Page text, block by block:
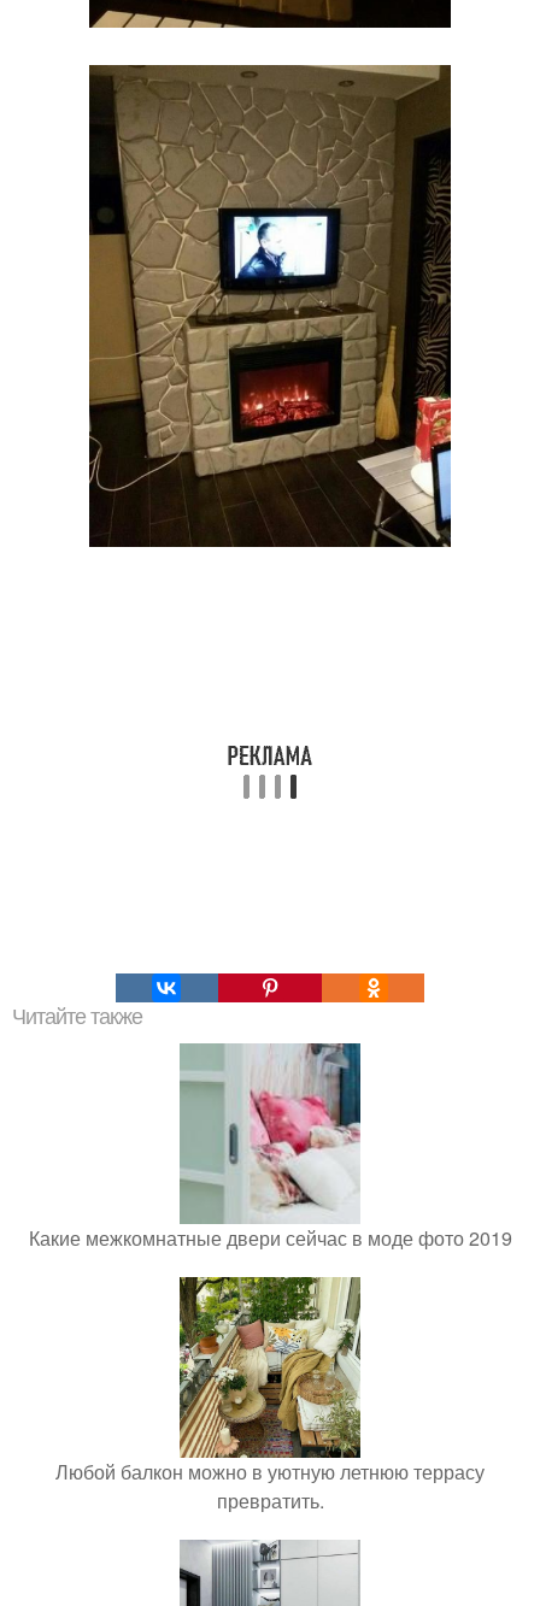
Читайте также
Какие межкомнатные двери сейчас в моде фото 2019
Любой балкон можно в уютную летнюю террасу
превратить.